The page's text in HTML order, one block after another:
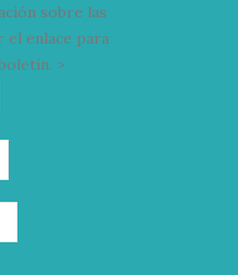
sobre las
el enlace para
>